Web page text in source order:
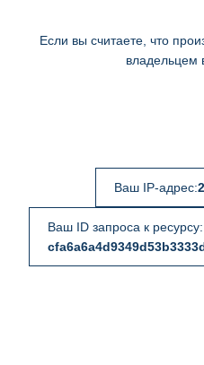
Если вы считаете, что
владельцем
Ваш IP-адрес:
Ваш ID запроса к ресурсу: